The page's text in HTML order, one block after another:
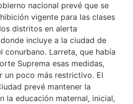
nacional prevé que se
vigente para las clases
distritos en alerta
incluye a la ciudad de
conurbano. Larreta, que había
Suprema esas medidas,
un poco más restrictivo. El
prevé mantener la
la educación maternal, inicial,